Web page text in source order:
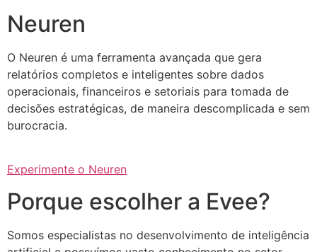
Neuren
O Neuren é uma ferramenta avançada que gera
relatórios completos e inteligentes sobre dados
operacionais, financeiros e setoriais para tomada de
decisões estratégicas, de maneira descomplicada e sem
burocracia.
Experimente o Neuren
Porque escolher a Evee?
Somos especialistas no desenvolvimento de inteligência